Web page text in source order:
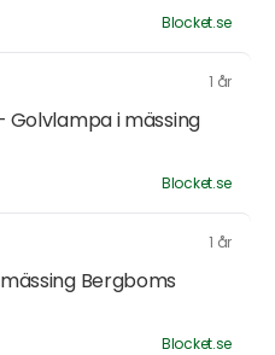
Blocket.se
1 år
Golvlampa i mässing
Blocket.se
1 år
Bergboms
Blocket.se